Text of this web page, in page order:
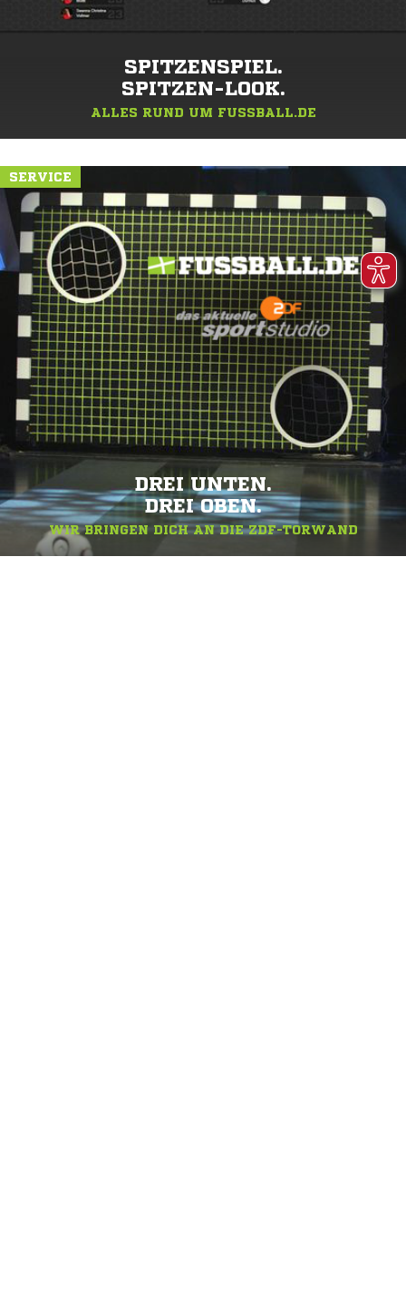
SPITZENSPIEL.
SPITZEN-LOOK.
ALLES RUND UM FUSSBALL.DE
SERVICE
DREI UNTEN.
DREI OBEN.
WIR BRINGEN DICH AN DIE ZDF-TORWAND